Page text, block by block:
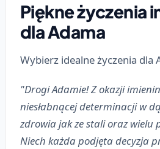
Piękne życzenia
dla Adama
Wybierz idealne życzenia dla
"Drogi Adamie! Z okazji
niesłabnącej determinacji w
zdrowia jak ze stali oraz wielu
Niech każda podjęta decyzja